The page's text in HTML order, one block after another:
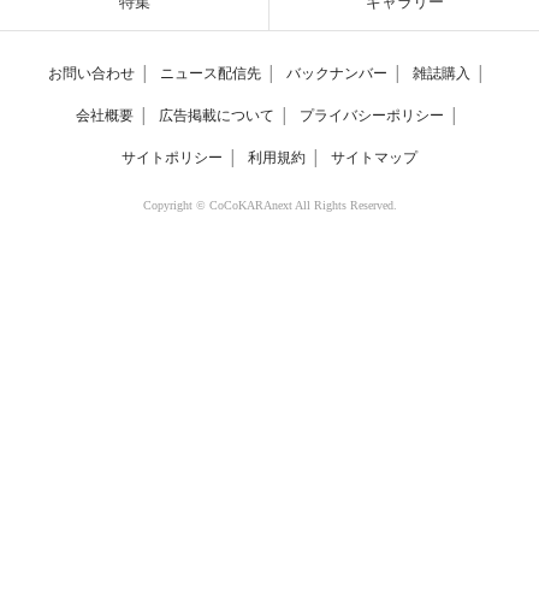
お問い合わせ ニュース配信先 バックナンバー 雑誌購入
会社概要 広告掲載について プライバシーポリシー
サイトポリシー 利用規約 サイトマップ
Copyright © CoCoKARAnext All Rights Reserved.